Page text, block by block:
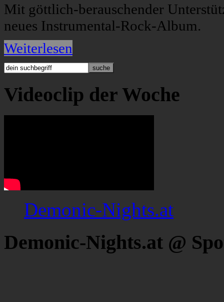
Mit göttlich-berauschender
neues Instrumental-Rock-Album.
Weiterlesen
Videoclip der Woche
Demonic-Nights.at
Demonic-Nights.at @